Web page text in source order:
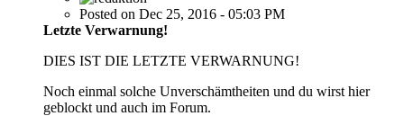
Posted on Dec 25, 2016 - 05:03 PM
Letzte Verwarnung!
DIES IST DIE LETZTE VERWARNUNG!
Noch einmal solche Unverschämtheiten und du wirst hier
geblockt und auch im Forum.